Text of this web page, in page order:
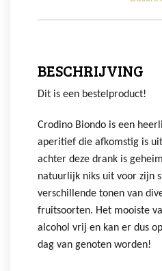
BESCHRIJVING
Dit is een bestelproduct!
Crodino Biondo is een
aperitief die afkomstig is
achter deze drank is
natuurlijk niks uit voor zijn
verschillende tonen van
fruitsoorten. Het mooiste
alcohol vrij en kan er dus
dag van genoten worden!